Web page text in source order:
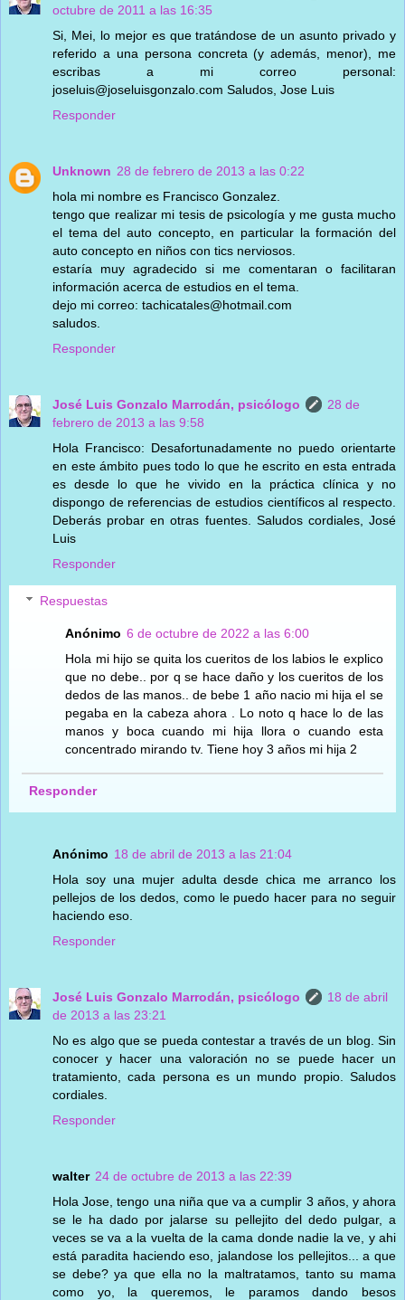
octubre de 2011 a las 16:35
Si, Mei, lo mejor es que tratándose de un asunto privado y
referido a una persona concreta (y además, menor), me
escribas a mi correo personal:
joseluis@joseluisgonzalo.com Saludos, Jose Luis
Responder
Unknown 28 de febrero de 2013 a las 0:22
hola mi nombre es Francisco Gonzalez.
tengo que realizar mi tesis de psicología y me gusta mucho
el tema del auto concepto, en particular la formación del
auto concepto en niños con tics nerviosos.
estaría muy agradecido si me comentaran o facilitaran
información acerca de estudios en el tema.
dejo mi correo: tachicatales@hotmail.com
saludos.
Responder
José Luis Gonzalo Marrodán, psicólogo
28 de
febrero de 2013 a las 9:58
Hola Francisco: Desafortunadamente no puedo orientarte
en este ámbito pues todo lo que he escrito en esta entrada
es desde lo que he vivido en la práctica clínica y no
dispongo de referencias de estudios científicos al respecto.
Deberás probar en otras fuentes. Saludos cordiales, José
Luis
Responder
Respuestas
Anónimo 6 de octubre de 2022 a las 6:00
Hola mi hijo se quita los cueritos de los labios le explico
que no debe.. por q se hace daño y los cueritos de los
dedos de las manos.. de bebe 1 año nacio mi hija el se
pegaba en la cabeza ahora . Lo noto q hace lo de las
manos y boca cuando mi hija llora o cuando esta
concentrado mirando tv. Tiene hoy 3 años mi hija 2
Responder
Anónimo 18 de abril de 2013 a las 21:04
Hola soy una mujer adulta desde chica me arranco los
pellejos de los dedos, como le puedo hacer para no seguir
haciendo eso.
Responder
José Luis Gonzalo Marrodán, psicólogo
18 de abril
de 2013 a las 23:21
No es algo que se pueda contestar a través de un blog. Sin
conocer y hacer una valoración no se puede hacer un
tratamiento, cada persona es un mundo propio. Saludos
cordiales.
Responder
walter 24 de octubre de 2013 a las 22:39
Hola Jose, tengo una niña que va a cumplir 3 años, y ahora
se le ha dado por jalarse su pellejito del dedo pulgar, a
veces se va a la vuelta de la cama donde nadie la ve, y ahi
está paradita haciendo eso, jalandose los pellejitos... a que
se debe? ya que ella no la maltratamos, tanto su mama
como yo, la queremos, le paramos dando besos